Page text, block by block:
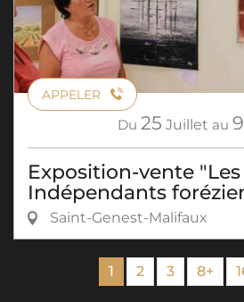
APPELER
Du 25 Juillet au 9
Exposition-vente
Indépendants
Saint-Genest-Malifaux
1 2 3 8+